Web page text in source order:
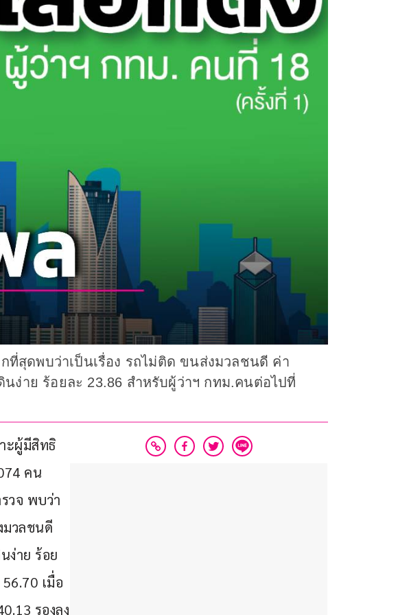
ที่สุดพบว่าเป็นเรื่อง รถไม่ติด ขนส่งมวลชนดี ค่า
นง่าย ร้อยละ 23.86 สำหรับผู้ว่าฯ กทม.คนต่อไปที่
ะผู้มีสิทธิ
คน
วจ พบว่า
มวลชนดี
ง่าย ร้อย
เมื่อ
รองลง